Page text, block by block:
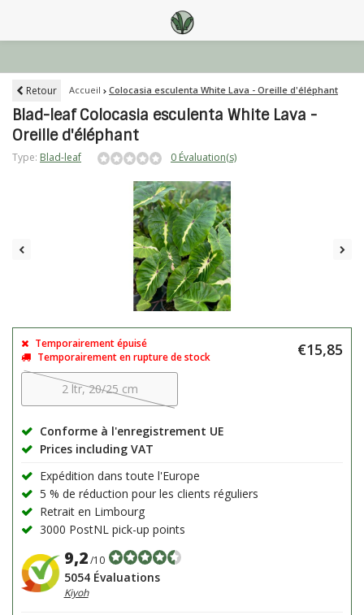
Retour Accueil Colocasia esculenta White Lava - Oreille d'éléphant
Blad-leaf Colocasia esculenta White Lava -
Oreille d'éléphant
Type: Blad-leaf 0 Évaluation(s)
Temporairement épuisé
Temporairement en rupture de stock
€15,85
2 ltr, 20/25 cm
Conforme à l'enregistrement UE
Prices including VAT
Expédition dans toute l'Europe
5 % de réduction pour les clients réguliers
Retrait en Limbourg
3000 PostNL pick-up points
9,2/10
5054 Évaluations
Kiyoh